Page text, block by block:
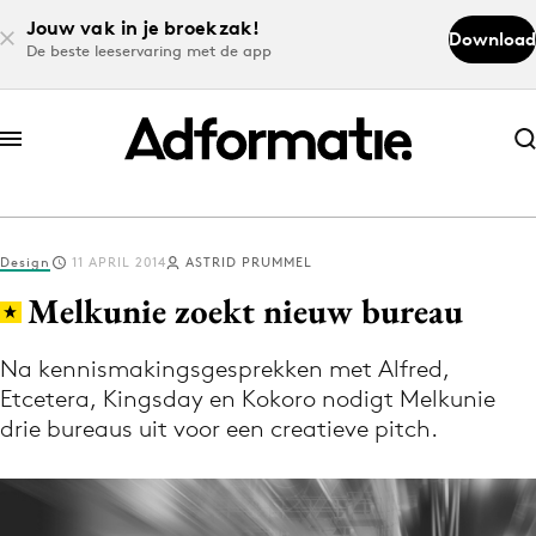
Jouw vak in je broekzak!
De beste leeservaring met de app
Download
Abonneer nu
Abonneer nu
Log in
Download de app
Volg het laatste nieuws via de Adformatie
Nieuws app
Design 11 APRIL 2014 ASTRID PRUMMEL
Melkunie zoekt nieuw bureau
Na kennismakingsgesprekken met Alfred,
Etcetera, Kingsday en Kokoro nodigt Melkunie
drie bureaus uit voor een creatieve pitch.